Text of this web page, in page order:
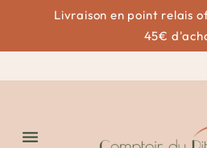
Livraison en point relais
45€
